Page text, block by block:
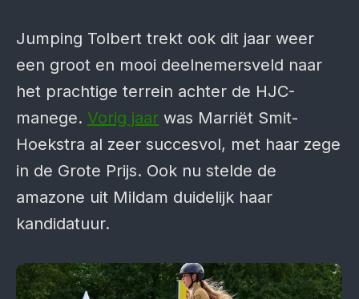
Jumping Tolbert trekt ook dit jaar weer
een groot en mooi deelnemersveld naar
het prachtige terrein achter de HJC-
manege. Vorig jaar was Marriët Smit-
Hoekstra al zeer succesvol, met haar zege
in de Grote Prijs. Ook nu stelde de
amazone uit Mildam duidelijk haar
kandidatuur.